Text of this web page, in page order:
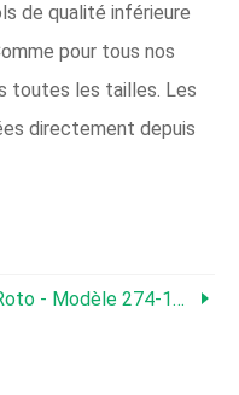
de qualité inférieure
pour tous nos
toutes les tailles. Les
directement depuis
- Modèle 274-12B - Mélangeurs À Compost Rotatif